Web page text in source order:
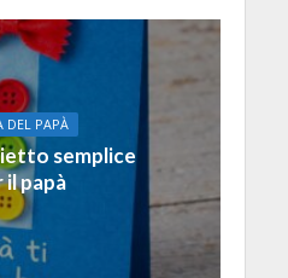
DEL PAPÀ
semplice
il papà